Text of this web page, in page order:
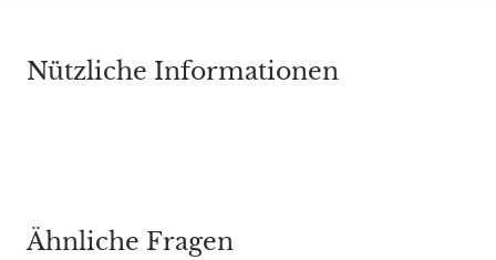
Nützliche Informationen
Ähnliche Fragen